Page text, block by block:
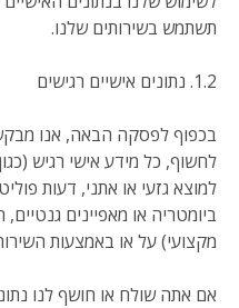
תשתמש בשירותים שלנו.
1.2. נתונים אישיים רגישים
בכפוף לפסקה הבאה, אנו
לחשוף, כל מידע אישי רגיש
למוצא גזעי או אתני, דעות
ביומטריה או מאפיינים
מקצועי) על או באמצעות
אם אתה שולח או חושף לנו